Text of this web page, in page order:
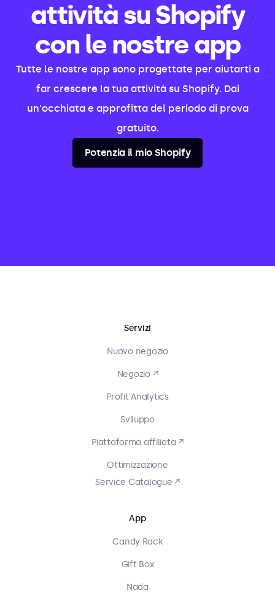
attività su Shopify
con le nostre app
Tutte le nostre app sono progettate per aiutarti a
far crescere la tua attività su Shopify. Dai
un'occhiata e approfitta del periodo di prova
gratuito.
Potenzia il mio Shopify
Servizi
Nuovo negozio
Negozio ↗
Profit Analytics
Sviluppo
Piattaforma affiliata ↗
Ottimizzazione
Service Catalogue ↗
App
Candy Rack
Gift Box
Nada